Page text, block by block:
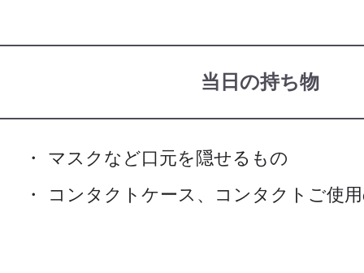
当日の持ち物
マスクなど口元を隠せるもの
コンタクトケース、コンタクトご使